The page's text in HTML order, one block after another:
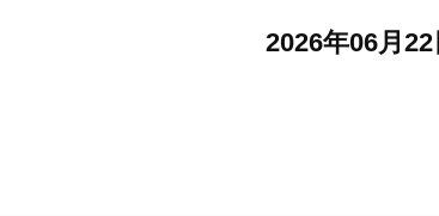
2026年06月